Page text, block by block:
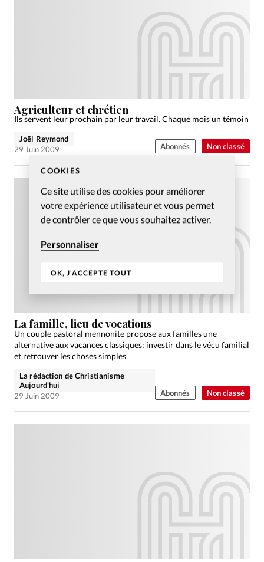
COOKIES
Ce site utilise des cookies pour améliorer
votre expérience utilisateur et vous permet
de contrôler ce que vous souhaitez activer.
Personnaliser
OK, J'ACCEPTE TOUT
Non classé
Agriculteur et chrétien
Ils servent leur prochain par leur travail. Chaque mois un témoin
Joël Reymond
29 Juin 2009
Abonnés
Non classé
La famille, lieu de vocations
Un couple pastoral mennonite propose aux familles une
alternative aux vacances classiques: investir dans le vécu familial
et retrouver les choses simples
La rédaction de Christianisme
Aujourd'hui
29 Juin 2009
Abonnés